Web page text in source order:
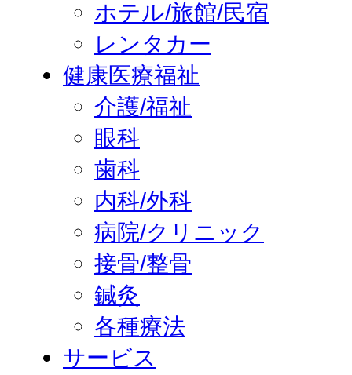
ホテル/旅館/民宿
レンタカー
健康医療福祉
介護/福祉
眼科
歯科
内科/外科
病院/クリニック
接骨/整骨
鍼灸
各種療法
サービス